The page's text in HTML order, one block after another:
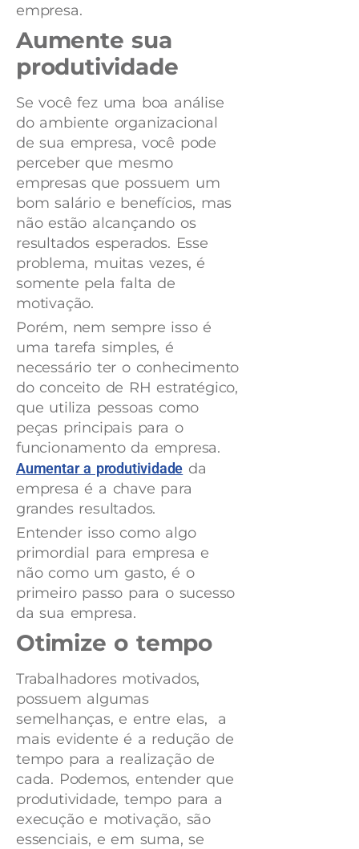
empresa.
Aumente sua
produtividade
Se você fez uma boa análise
do ambiente organizacional
de sua empresa, você pode
perceber que mesmo
empresas que possuem um
bom salário e benefícios, mas
não estão alcançando os
resultados esperados. Esse
problema, muitas vezes, é
somente pela falta de
motivação.
Porém, nem sempre isso é
uma tarefa simples, é
necessário ter o conhecimento
do conceito de RH estratégico,
que utiliza pessoas como
peças principais para o
funcionamento da empresa.
Aumentar a produtividade da
empresa é a chave para
grandes resultados.
Entender isso como algo
primordial para empresa e
não como um gasto, é o
primeiro passo para o sucesso
da sua empresa.
Otimize o tempo
Trabalhadores motivados,
possuem algumas
semelhanças, e entre elas, a
mais evidente é a redução de
tempo para a realização de
cada. Podemos, entender que
produtividade, tempo para a
execução e motivação, são
essenciais, e em suma, se